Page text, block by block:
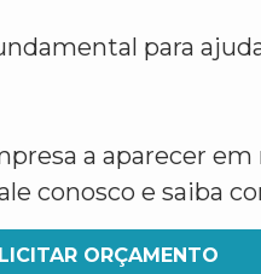
para
a aparecer
conosco e saiba
ORÇAMENTO